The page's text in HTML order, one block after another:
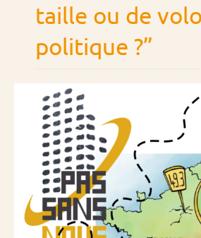
taille ou de
politique ?”